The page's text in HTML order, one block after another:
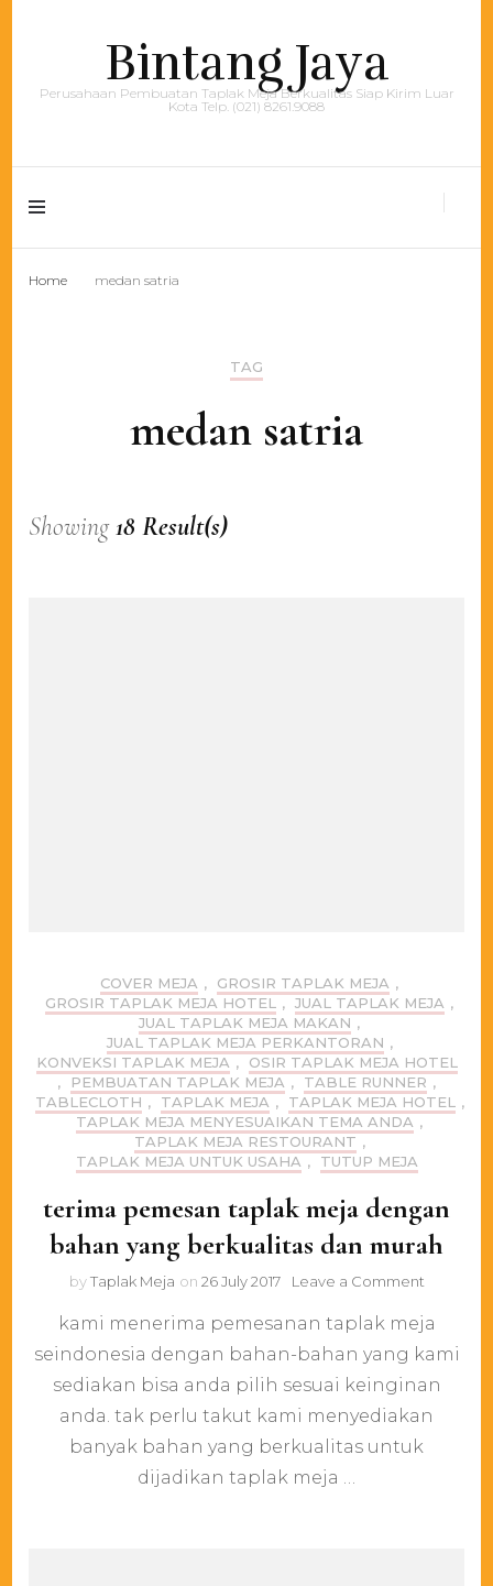
Bintang Jaya
Perusahaan Pembuatan Taplak Meja Berkualitas Siap Kirim Luar
Kota Telp. (021) 8261.9088
Home medan satria
TAG
medan satria
Showing18 Result(s)
COVER MEJA , GROSIR TAPLAK MEJA ,
GROSIR TAPLAK MEJA HOTEL , JUAL TAPLAK MEJA ,
JUAL TAPLAK MEJA MAKAN ,
JUAL TAPLAK MEJA PERKANTORAN ,
KONVEKSI TAPLAK MEJA ,
OSIR TAPLAK MEJA HOTEL
,
PEMBUATAN TAPLAK MEJA , TABLE RUNNER ,
TABLECLOTH , TAPLAK MEJA , TAPLAK MEJA HOTEL ,
TAPLAK MEJA MENYESUAIKAN TEMA ANDA ,
TAPLAK MEJA RESTOURANT ,
TAPLAK MEJA UNTUK USAHA , TUTUP MEJA
terima pemesan taplak meja dengan
bahan yang berkualitas dan murah
byTaplak Meja on 26 July 2017 Leave a Commenton
pemesan
taplak
dengan
bahan
kami menerima pemesanan taplak meja
seindonesia dengan bahan-bahan yang kami
sediakan bisa anda pilih sesuai keinginan
anda. tak perlu takut kami menyediakan
banyak bahan yang berkualitas untuk
dijadikan taplak meja …